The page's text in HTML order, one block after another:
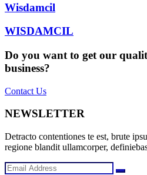
Wisdamcil
WISDAMCIL
Do you want to get our
business?
Contact Us
NEWSLETTER
Detracto contentiones te est, brute
regione blandit ullamcorper,